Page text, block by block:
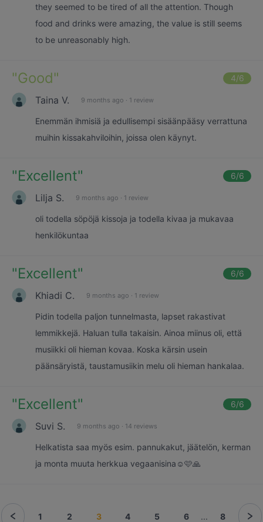
they seemed to be tired of all the attention. Though
food and drinks were amazing, the value is still seems
to be unreasonably high.
"Good" 4/6
Taina V. 9 months ago · 1 review
Enemmän ihmisiä ja edullisempi sisäänpääsy verrattuna
muihin kissakahviloihin, joissa olen käynyt.
"Excellent" 6/6
Lilja S. 9 months ago · 1 review
oli todella söpöjä kissoja ja todella kivaa ja mukavaa
henkilökuntaa
"Excellent" 6/6
Khiadi C. 9 months ago · 1 review
Pidin todella paljon tunnelmasta, lapset rakastivat
lemmikkejä. Haluan tulla takaisin. Ainoa miinus oli, että
musiikki oli hieman kovaa. Koska kärsin usein
päänsäryistä, taustamusiikin melu oli hieman hankalaa.
"Excellent" 6/6
Suvi S. 9 months ago · 14 reviews
Helkatista saa myös esim. pannukakut, jäätelön, kerman
ja monta muuta herkkua vegaanisina☺️🩷🙏
1 2 3 4 5 6 ... 8